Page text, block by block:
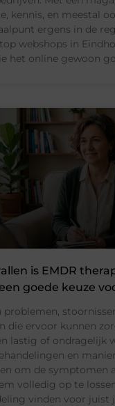
kennis, en meestal
ergens in de
webshops in
het online gewoon
is EMDR
goede keuze
problemen,
die ervoor kunnen
lastig of ondragelijk
en
om de symptomen
volledig op te
vinden voor juist